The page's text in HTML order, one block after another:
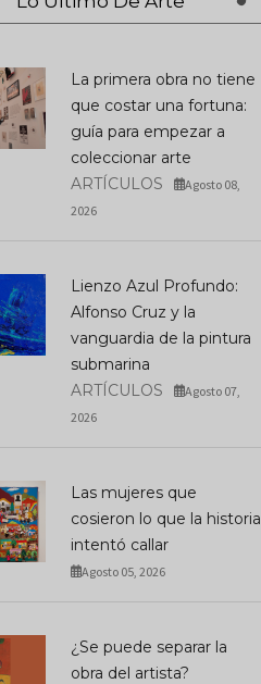
La primera obra no tiene
que costar una fortuna:
guía para empezar a
coleccionar arte
ARTÍCULOS
Agosto 08,
2026
Lienzo Azul Profundo:
Alfonso Cruz y la
vanguardia de la pintura
submarina
ARTÍCULOS
Agosto 07,
2026
Las mujeres que
cosieron lo que la historia
intentó callar
Agosto 05, 2026
¿Se puede separar la
obra del artista?